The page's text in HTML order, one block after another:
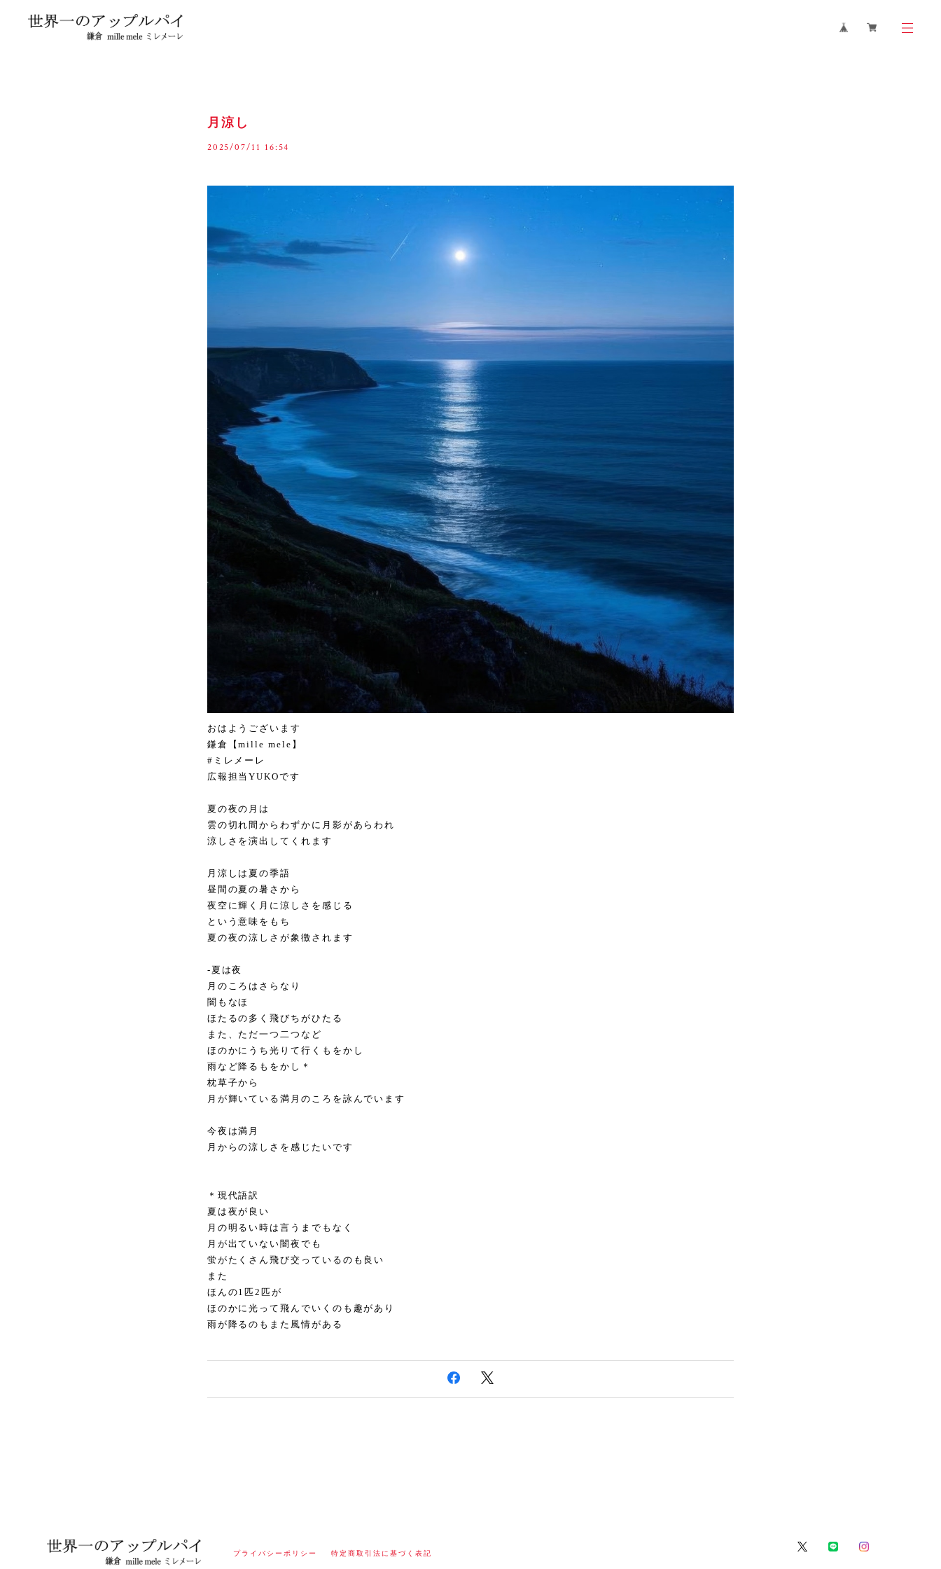
月涼し
2025/07/11 16:54
おはようございます
鎌倉【mille mele】
#ミレメーレ
広報担当YUKOです
夏の夜の月は
雲の切れ間からわずかに月影があらわれ
涼しさを演出してくれます
月涼しは夏の季語
昼間の夏の暑さから
夜空に輝く月に涼しさを感じる
という意味をもち
夏の夜の涼しさが象徴されます
-夏は夜
月のころはさらなり
闇もなほ
ほたるの多く飛びちがひたる
また、ただ一つ二つなど
ほのかにうち光りて行くもをかし
雨など降るもをかし＊
枕草子から
月が輝いている満月のころを詠んでいます
今夜は満月
月からの涼しさを感じたいです
＊現代語訳
夏は夜が良い
月の明るい時は言うまでもなく
月が出ていない闇夜でも
蛍がたくさん飛び交っているのも良い
また
ほんの1匹2匹が
ほのかに光って飛んでいくのも趣があり
雨が降るのもまた風情がある
プライバシーポリシー 特定商取引法に基づく表記